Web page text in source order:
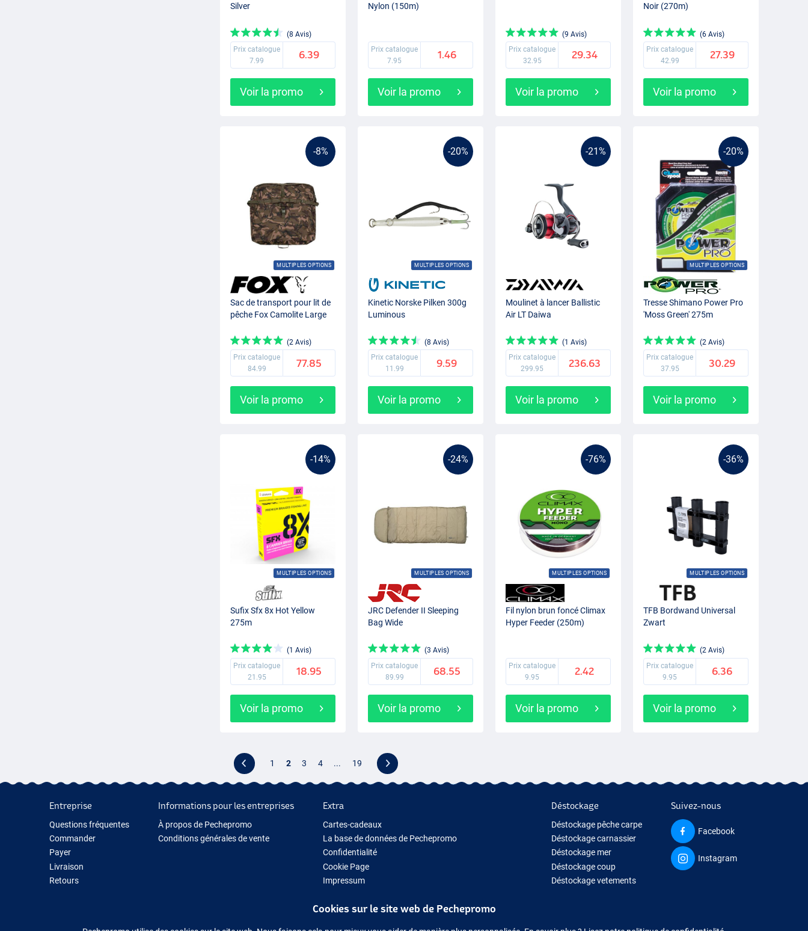
Silver
(8 Avis)
Prix catalogue
7.99
6.39
Voir la promo
Nylon (150m)
Prix catalogue
7.95
1.46
Voir la promo
(9 Avis)
Prix catalogue
32.95
29.34
Voir la promo
Noir (270m)
(6 Avis)
Prix catalogue
42.99
27.39
Voir la promo
-8%
MULTIPLES OPTIONS
Sac de transport pour lit de
pêche Fox Camolite Large
(2 Avis)
Prix catalogue
84.99
77.85
Voir la promo
-20%
MULTIPLES OPTIONS
Kinetic Norske Pilken 300g
Luminous
(8 Avis)
Prix catalogue
11.99
9.59
Voir la promo
-21%
Moulinet à lancer Ballistic
Air LT Daiwa
(1 Avis)
Prix catalogue
299.95
236.63
Voir la promo
-20%
MULTIPLES OPTIONS
Tresse Shimano Power Pro
'Moss Green' 275m
(2 Avis)
Prix catalogue
37.95
30.29
Voir la promo
-14%
MULTIPLES OPTIONS
Sufix Sfx 8x Hot Yellow
275m
(1 Avis)
Prix catalogue
21.95
18.95
Voir la promo
-24%
MULTIPLES OPTIONS
JRC Defender II Sleeping
Bag Wide
(3 Avis)
Prix catalogue
89.99
68.55
Voir la promo
-76%
MULTIPLES OPTIONS
Fil nylon brun foncé Climax
Hyper Feeder (250m)
Prix catalogue
9.95
2.42
Voir la promo
-36%
MULTIPLES OPTIONS
TFB Bordwand Universal
Zwart
(2 Avis)
Prix catalogue
9.95
6.36
Voir la promo
1 2 3 4 ... 19
Entreprise
Questions fréquentes
Commander
Payer
Livraison
Retours
Informations pour les entreprises
À propos de Pechepromo
Conditions générales de vente
Extra
Cartes-cadeaux
La base de données de Pechepromo
Confidentialité
Cookie Page
Impressum
Nouveau Matériel de Pêche
Déstockage
Déstockage pêche carpe
Déstockage carnassier
Déstockage mer
Déstockage coup
Déstockage vetements
Suivez-nous
Facebook
Instagram
Cookies sur le site web de Pechepromo